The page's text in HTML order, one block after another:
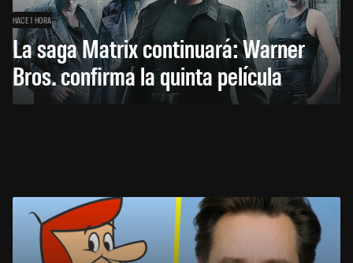
HACE 1 HORA
La saga Matrix continuará: Warner
Bros. confirma la quinta película